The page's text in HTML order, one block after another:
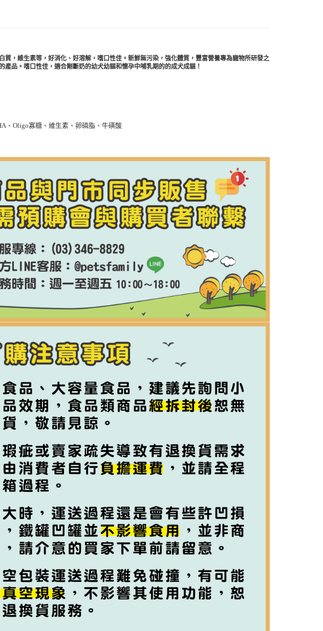
【7-11】取貨付款1500免運
宅配【全館滿1500免運】
【宅配-貨到付款】1500免運
，維生素等，好消化、好溶解，嗜口性佳。新鮮無污染，強化體質，豐富營養專為寵物所研發之
品。嗜口性佳，適合剛斷奶的幼犬幼貓和懷孕中哺乳期的的成犬成貓！
、Oligo寡糖、維生素、卵磷脂、牛磺酸